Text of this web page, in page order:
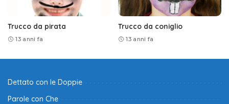
Trucco da pirata
13 anni fa
Trucco da coniglio
13 anni fa
Dettato con le Doppie
Parole con Che